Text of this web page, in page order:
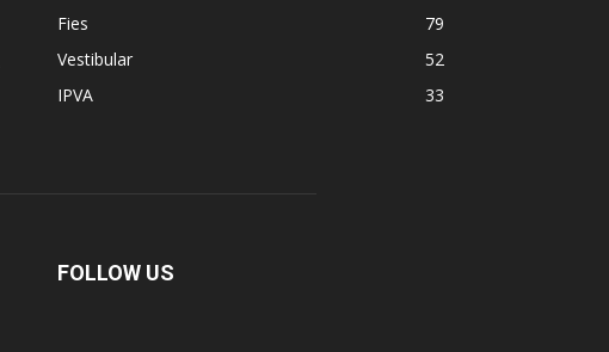
Fies
79
Vestibular
52
IPVA
33
FOLLOW US